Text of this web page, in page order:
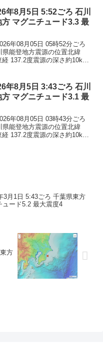
年8月5日 5:52ごろ 石川
方 マグニチュード3.3 最
年08月05日 05時52分ごろ
県能登地方震源の位置北緯
経 137.2度震源の深さ約10km
震度2石川県珠洲市...
年8月5日 3:43ごろ 石川
方 マグニチュード3.1 最
年08月05日 03時43分ごろ
県能登地方震源の位置北緯
経 137.2度震源の深さ約10km
3月1日 5:43ごろ 千葉県東方
ュード5.2 最大震度4
方